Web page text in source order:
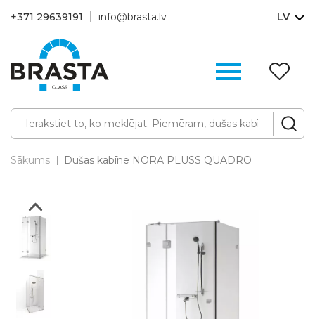
+371 29639191 info@brasta.lv LV
Sākums Dušas kabīne NORA PLUSS QUADRO